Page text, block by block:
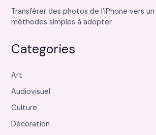
Transférer des photos de l’iPhone vers un
méthodes simples à adopter
Categories
Art
Audiovisuel
Culture
Décoration